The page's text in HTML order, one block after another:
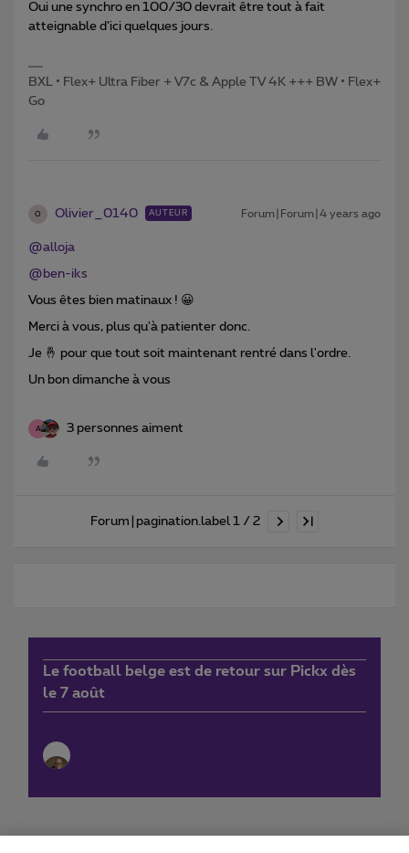
Oui une synchro en 100/30 devrait être tout à fait
atteignable d’ici quelques jours.
BXL • Flex+ Ultra Fiber + V7c & Apple TV 4K +++ BW • Flex+
Go
O Olivier_0140 AUTEUR Forum|Forum|4 years ago
@alloja
@ben-iks
Vous êtes bien matinaux ! 😀
Merci à vous, plus qu'à patienter donc.
Je 🤞 pour que tout soit maintenant rentré dans l'ordre.
Un bon dimanche à vous
A 3 personnes aiment
Forum|pagination.label 1 / 2
Le football belge est de retour sur Pickx dès
le 7 août